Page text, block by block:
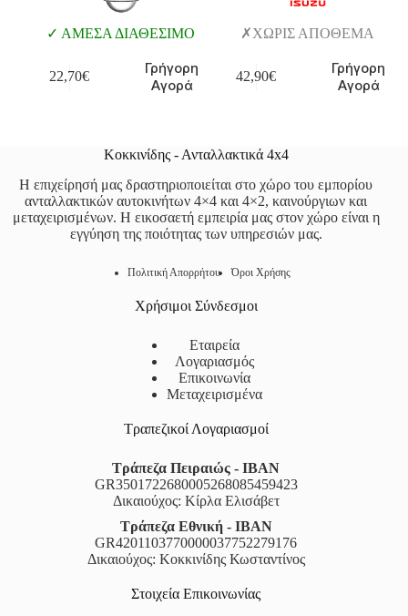
ΑΜΕΣΑ ΔΙΑΘΕΣΙΜΟ
22,70€
Γρήγορη
Αγορά
ΧΩΡΙΣ ΑΠΟΘΕΜΑ
42,90€
Γρήγορη
Αγορά
Κοκκινίδης - Ανταλλακτικά 4x4
Η επιχείρησή μας δραστηριοποιείται στο χώρο του εμπορίου
ανταλλακτικών αυτοκινήτων 4×4 και 4×2, καινούργιων και
μεταχειρισμένων. Η εικοσαετή εμπειρία μας στον χώρο είναι η
εγγύηση της ποιότητας των υπηρεσιών μας.
Πολιτική Απορρήτου Όροι Χρήσης
Χρήσιμοι Σύνδεσμοι
Εταιρεία
Λογαριασμός
Επικοινωνία
Μεταχειρισμένα
Τραπεζικοί Λογαριασμοί
Τράπεζα Πειραιώς - IBAN
GR3501722680005268085459423
Δικαιούχος: Κίρλα Ελισάβετ
Τράπεζα Εθνική - IBAN
GR4201103770000037752279176
Δικαιούχος: Κοκκινίδης Κωσταντίνος
Στοιχεία Επικοινωνίας